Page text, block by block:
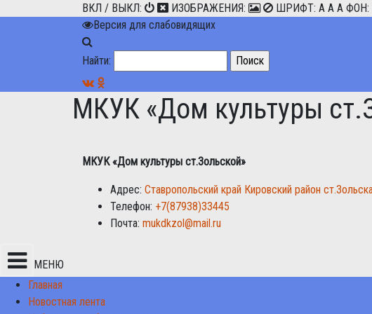
ВКЛ / ВЫКЛ: ИЗОБРАЖЕНИЯ: ШРИФТ: A A A ФОН:
Версия для слабовидящих
Найти:
МКУК «Дом культуры
МКУК «Дом культуры ст.Зольской»
Адрес: Ставропольский край Кировский район
Телефон: +7(87938)33445
Почта: mukdkzol@mail.ru
МЕНЮ
Главная
Новостная лента